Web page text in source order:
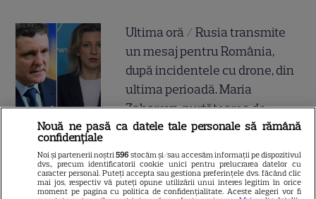
Ultima oră / Rusia transmite
un mesaj pentru România,
după incidentele cu drone, din
ultima perioadă. Maria
Zaharova, purtătoarea de
cuvânt a Ministerului rus de
urmă cu puțin timp
Nouă ne pasă ca datele tale personale să rămână
confidențiale
Noi și partenerii noștri596 stocăm și/sau accesăm informații pe dispozitivul
dvs., precum identificatorii cookie unici pentru prelucrarea datelor cu
caracter personal. Puteți accepta sau gestiona preferințele dvs. făcând clic
mai jos, respectiv vă puteți opune utilizării unui interes legitim în orice
moment pe pagina cu politica de confidențialitate. Aceste alegeri vor fi